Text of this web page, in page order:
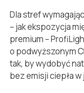
Dla stref
– jak ekspozycja
premium –
o podwyższonym
tak, by wydobyć
bez emisji ciepła